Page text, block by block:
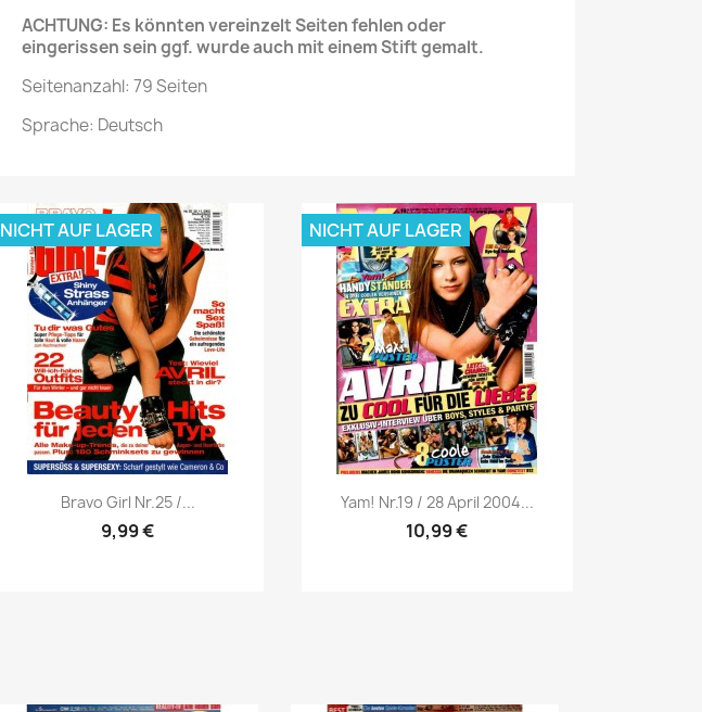
ACHTUNG: Es könnten vereinzelt Seiten fehlen oder
eingerissen sein ggf. wurde auch mit einem Stift gemalt.
Seitenanzahl: 79 Seiten
Sprache: Deutsch
Vorschau
Bravo Girl Nr.25 /...
9,99 €
NICHT AUF LAGER
Vorschau
Yam! Nr.19 / 28 April 2004...
10,99 €
NICHT AUF LAGER